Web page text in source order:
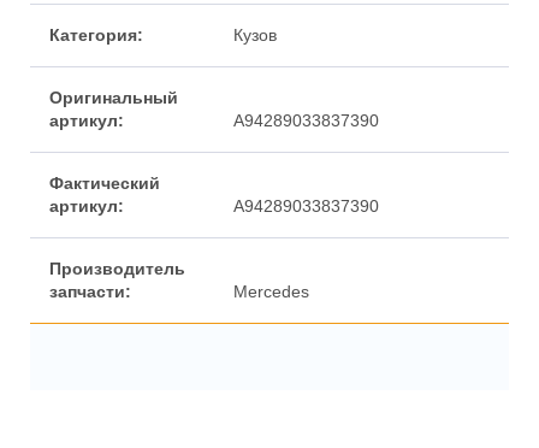
Категория: Кузов
Оригинальный
артикул:
A94289033837390
Фактический
артикул:
A94289033837390
Производитель
запчасти:
Mercedes